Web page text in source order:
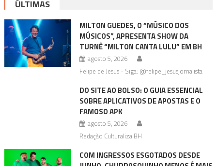
ÚLTIMAS
MILTON GUEDES, O “MÚSICO DOS
MÚSICOS”, APRESENTA SHOW DA
TURNÊ “MILTON CANTA LULU” EM BH
agosto 5, 2026
Felipe de Jesus - Siga: @felipe_jesusjornalista
DO SITE AO BOLSO: O GUIA ESSENCIAL
SOBRE APLICATIVOS DE APOSTAS E O
FAMOSO APK
agosto 5, 2026
Redação Culturaliza BH
COM INGRESSOS ESGOTADOS DESDE